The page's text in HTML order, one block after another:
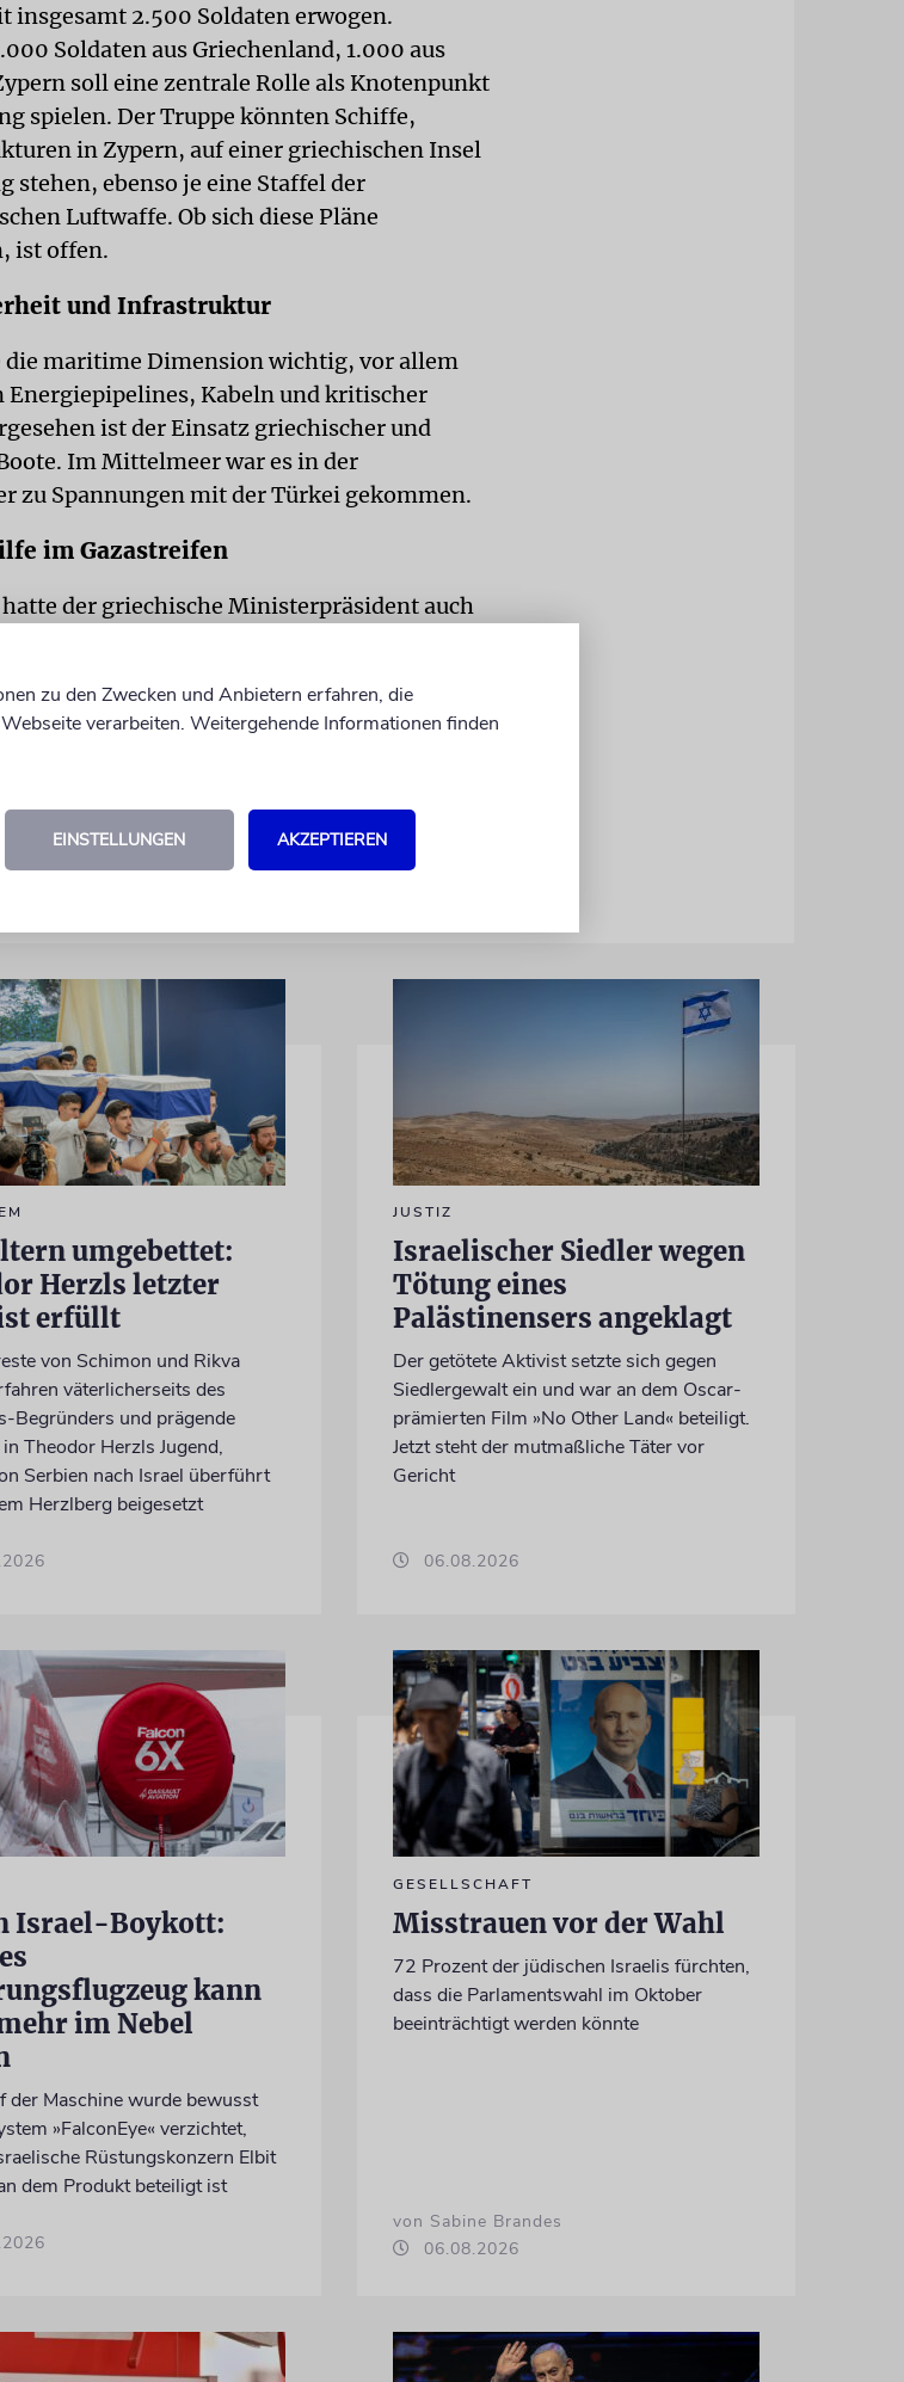
2.500 Soldaten erwogen.
Soldaten aus Griechenland, 1.000 aus
soll eine zentrale Rolle als Knotenpunkt
spielen. Der Truppe könnten Schiffe,
in Zypern, auf einer griechischen Insel
stehen, ebenso je eine Staffel der
Luftwaffe. Ob sich diese Pläne
ist offen.
und Infrastruktur
die maritime Dimension wichtig, vor allem
Energiepipelines, Kabeln und kritischer
ist der Einsatz griechischer und
Im Mittelmeer war es in der
zu Spannungen mit der Türkei gekommen.
im Gazastreifen
der griechische Ministerpräsident auch
einer Zweistaatenlösung erreicht
eine Beteiligung am Wiederaufbau des
dpa
umgebettet:
Herzls letzter
erfüllt
von Schimon und Rikva
väterlicherseits des
Begründers und prägende
Theodor Herzls Jugend,
Serbien nach Israel überführt
Herzlberg beigesetzt
JUSTIZ
Israelischer Siedler wegen
Tötung eines
Palästinensers angeklagt
Der getötete Aktivist setzte sich gegen
Siedlergewalt ein und war an dem Oscar-
prämierten Film »No Other Land« beteiligt.
Jetzt steht der mutmaßliche Täter vor
Gericht
06.08.2026
Israel-Boykott:
kann
im Nebel
der Maschine wurde bewusst
»FalconEye« verzichtet,
Rüstungskonzern Elbit
dem Produkt beteiligt ist
GESELLSCHAFT
Misstrauen vor der Wahl
72 Prozent der jüdischen Israelis fürchten,
dass die Parlamentswahl im Oktober
beeinträchtigt werden könnte
von Sabine Brandes
06.08.2026
zu den Zwecken und Anbietern erfahren, die
verarbeiten. Weitergehende Informationen finden
EINSTELLUNGEN AKZEPTIEREN